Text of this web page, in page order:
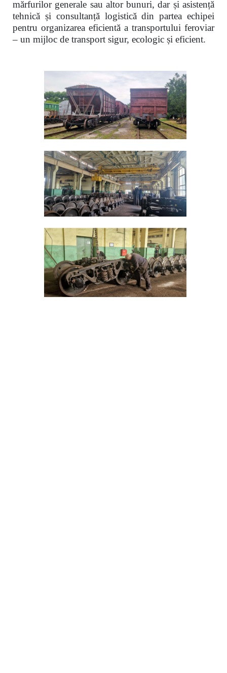
mărfurilor generale sau altor bunuri, dar și asistență
tehnică și consultanță logistică din partea echipei
pentru organizarea eficientă a transportului feroviar
– un mijloc de transport sigur, ecologic și eficient.